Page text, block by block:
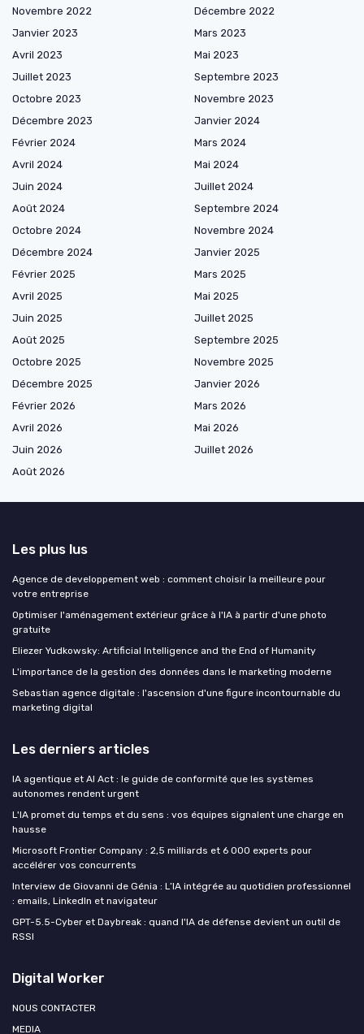
Novembre 2022
Décembre 2022
Janvier 2023
Mars 2023
Avril 2023
Mai 2023
Juillet 2023
Septembre 2023
Octobre 2023
Novembre 2023
Décembre 2023
Janvier 2024
Février 2024
Mars 2024
Avril 2024
Mai 2024
Juin 2024
Juillet 2024
Août 2024
Septembre 2024
Octobre 2024
Novembre 2024
Décembre 2024
Janvier 2025
Février 2025
Mars 2025
Avril 2025
Mai 2025
Juin 2025
Juillet 2025
Août 2025
Septembre 2025
Octobre 2025
Novembre 2025
Décembre 2025
Janvier 2026
Février 2026
Mars 2026
Avril 2026
Mai 2026
Juin 2026
Juillet 2026
Août 2026
Les plus lus
Agence de developpement web : comment choisir la meilleure pour
votre entreprise
Optimiser l'aménagement extérieur grâce à l'IA à partir d'une photo
gratuite
Eliezer Yudkowsky: Artificial Intelligence and the End of Humanity
L'importance de la gestion des données dans le marketing moderne
Sebastian agence digitale : l'ascension d'une figure incontournable du
marketing digital
Les derniers articles
IA agentique et AI Act : le guide de conformité que les systèmes
autonomes rendent urgent
L'IA promet du temps et du sens : vos équipes signalent une charge en
hausse
Microsoft Frontier Company : 2,5 milliards et 6 000 experts pour
accélérer vos concurrents
Interview de Giovanni de Génia : L’IA intégrée au quotidien professionnel
: emails, LinkedIn et navigateur
GPT-5.5-Cyber et Daybreak : quand l'IA de défense devient un outil de
RSSI
Digital Worker
NOUS CONTACTER
MEDIA